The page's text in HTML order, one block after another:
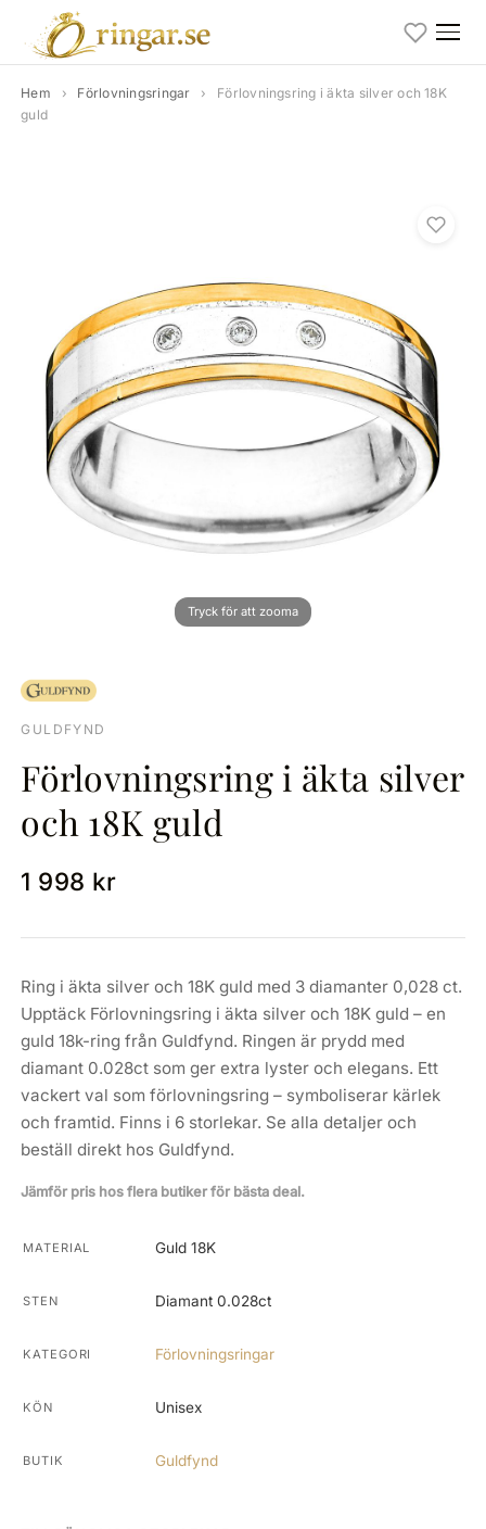
Hem › Förlovningsringar ›
Förlovningsring i äkta silver och 18K
guld
GULDFYND
Förlovningsring i äkta silver
och 18K guld
1 998 kr
Ring i äkta silver och 18K guld med 3 diamanter 0,028 ct.
Upptäck Förlovningsring i äkta silver och 18K guld – en
guld 18k-ring från Guldfynd. Ringen är prydd med
diamant 0.028ct som ger extra lyster och elegans. Ett
vackert val som förlovningsring – symboliserar kärlek
och framtid. Finns i 6 storlekar. Se alla detaljer och
beställ direkt hos Guldfynd.
Jämför pris hos flera butiker för bästa deal.
MATERIAL Guld 18K
STEN Diamant 0.028ct
KATEGORI Förlovningsringar
KÖN Unisex
BUTIK Guldfynd